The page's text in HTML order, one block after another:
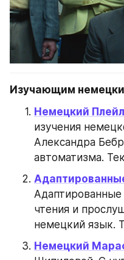
Изучающим
Немецкий
изучения
Александра
автоматизма.
Адаптированные
чтения и
немецкий язык.
Немецкий